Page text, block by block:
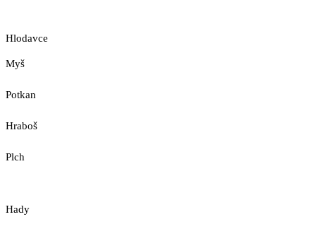
Hlodavce
Myš
Potkan
Hraboš
Plch
Hady